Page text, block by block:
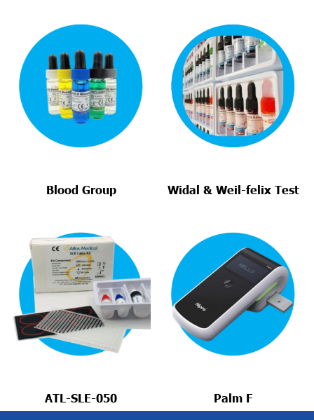
Blood Group Widal & Weil-felix Test
ATL-SLE-050 Palm F